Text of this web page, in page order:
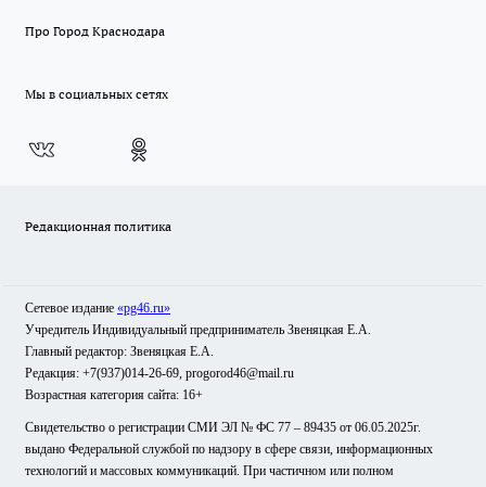
Про Город Краснодара
Мы в социальных сетях
Редакционная политика
Сетевое издание «pg46.ru»
Учредитель Индивидуальный предприниматель Звеняцкая Е.А.
Главный редактор: Звеняцкая Е.А.
Редакция: +7(937)014-26-69, progorod46@mail.ru
Возрастная категория сайта: 16+
Свидетельство о регистрации СМИ ЭЛ № ФС 77 – 89435 от 06.05.2025г.
выдано Федеральной службой по надзору в сфере связи, информационных
технологий и массовых коммуникаций. При частичном или полном